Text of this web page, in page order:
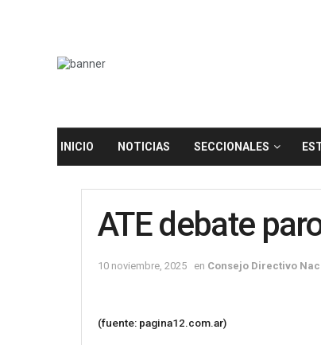
INICIO NOTICIAS SECCIONALES
ATE debate
10 noviembre, 2025 en Consejo Directivo
(fuente: pagina12.com.ar)